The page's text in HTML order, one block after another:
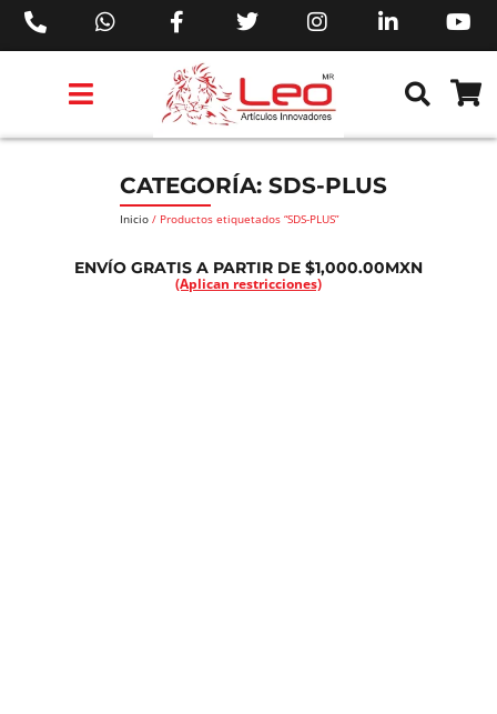
CATEGORÍA: SDS-PLUS
Inicio / Productos etiquetados “SDS-PLUS”
ENVÍO GRATIS A PARTIR DE $1,000.00MXN
(Aplican restricciones)